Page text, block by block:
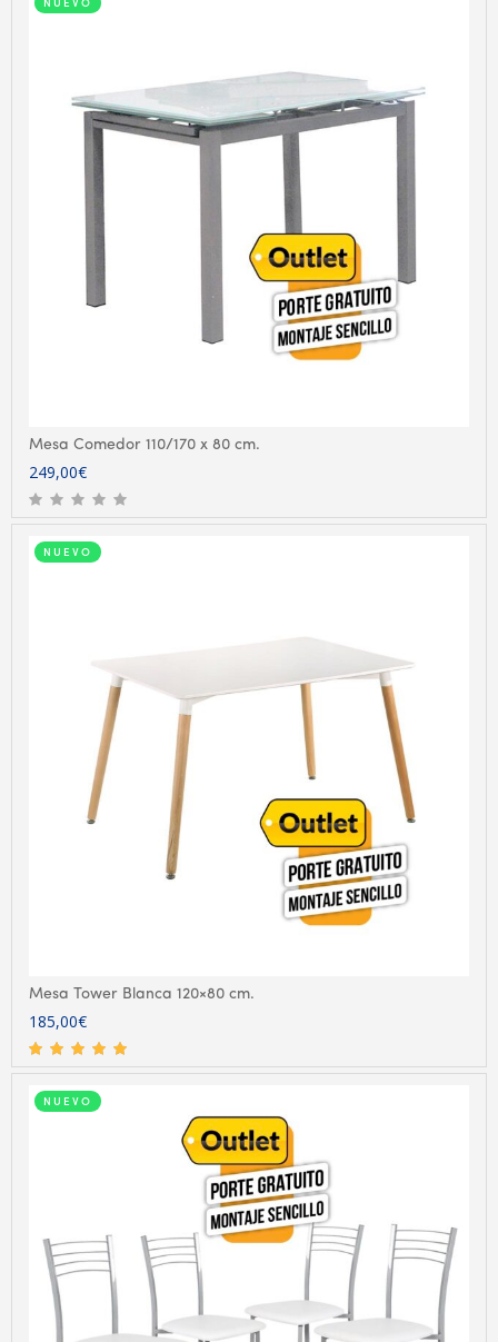
NUEVO
Mesa Comedor 110/170 x 80 cm.
249,00€
NUEVO
Mesa Tower Blanca 120×80 cm.
185,00€
NUEVO